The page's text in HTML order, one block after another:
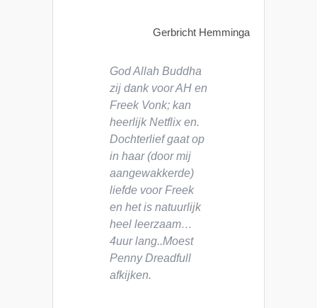
Gerbricht Hemminga
God Allah Buddha
zij dank voor AH en
Freek Vonk; kan
heerlijk Netflix en.
Dochterlief gaat op
in haar (door mij
aangewakkerde)
liefde voor Freek
en het is natuurlijk
heel leerzaam…
4uur lang..Moest
Penny Dreadfull
afkijken.